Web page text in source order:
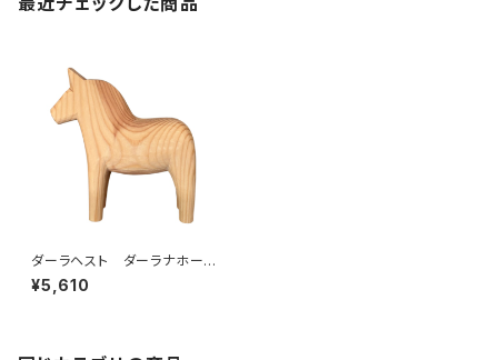
ダーラヘスト ダーラナホー
ス 「ナチュラルL」／ グラナ
ス/Grannas
¥5,610